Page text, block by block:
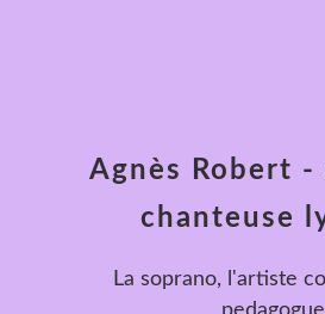
Agnès Robert -
chanteuse
La soprano, l'artiste